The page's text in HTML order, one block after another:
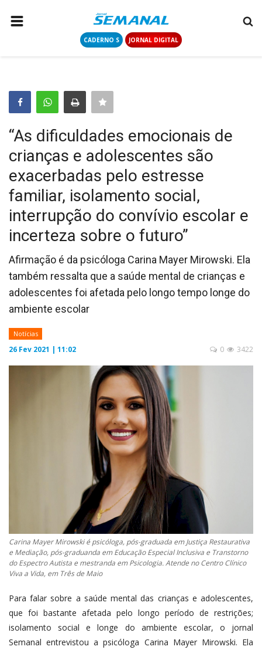
CADERNO S JORNAL DIGITAL
COLUNISTAS
CONTATO
LOGIN
CADASTRAR
CADERNO S
JORNAL DIGITAL
“As dificuldades emocionais de
crianças e adolescentes são
exacerbadas pelo estresse
familiar, isolamento social,
interrupção do convívio escolar e
incerteza sobre o futuro”
Afirmação é da psicóloga Carina Mayer Mirowski. Ela
também ressalta que a saúde mental de crianças e
adolescentes foi afetada pelo longo tempo longe do
ambiente escolar
Notícias
26 Fev 2021 | 11:02 3422
0
Carina Mayer Mirowski é psicóloga, pós-graduada em Justiça Restaurativa
e Mediação, pós-graduanda em Educação Especial Inclusiva e Transtorno
do Espectro Autista e mestranda em Psicologia. Atende no Centro Clínico
Viva a Vida, em Três de Maio
Para falar sobre a saúde mental das crianças e adolescentes,
que foi bastante afetada pelo longo período de restrições;
isolamento social e longe do ambiente escolar, o jornal
Semanal entrevistou a psicóloga Carina Mayer Mirowski. Ela